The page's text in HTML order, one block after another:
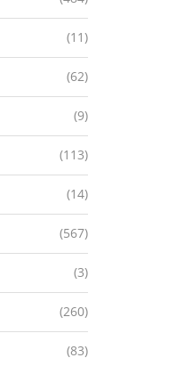
(11)
(62)
(9)
(113)
(14)
(567)
(3)
(260)
(83)